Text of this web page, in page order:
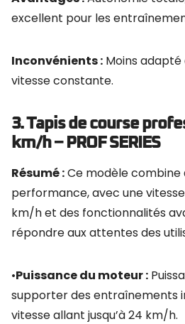
excellent pour les
Inconvénients : Moins adapté
vitesse constante.
3. Tapis de course
km/h – PROF SERIES
Résumé :Ce modèle combine
performance, avec une
km/h et des fonctionnalités
répondre aux attentes des
•Puissance du moteur :
supporter des entraînements
vitesse allant jusqu’à 24 km/h.